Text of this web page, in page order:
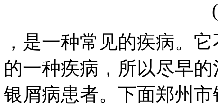
，是一种常见的疾病。
的一种疾病，所以尽早
银屑病患者。下面郑州